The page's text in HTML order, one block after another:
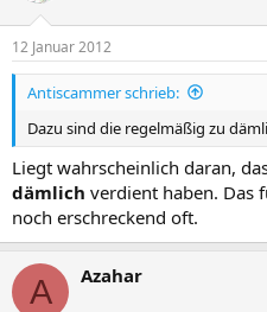
12 Januar 2012
Antiscammer schrieb:
Dazu sind die regelmäßig zu
Liegt wahrscheinlich daran,
dämlich verdient haben. Das
noch erschreckend oft.
A Azahar